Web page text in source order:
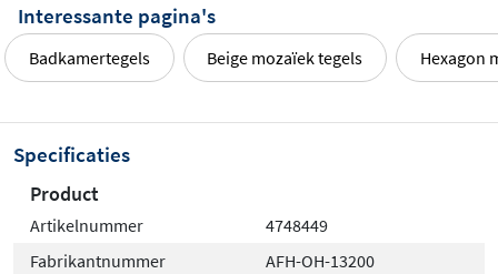
Interessante pagina's
Badkamertegels Beige mozaïek tegels Hexagon
Specificaties
Product
Artikelnummer
4748449
Fabrikantnummer
AFH-OH-13200